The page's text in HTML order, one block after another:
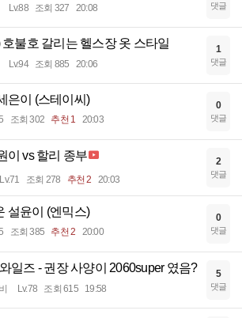
Lv.88 조회 327 20:08 댓글
호불호 갈리는 헬스장 옷 스타일
Lv.94 조회 885 20:06
1
댓글
은이 (스테이씨)
조회 302 추천 1 20:03
0
댓글
이 vs 할리 종부
Lv.71 조회 278 추천 2 20:03
2
댓글
설윤이 (엔믹스)
조회 385 추천 2 20:00
0
댓글
일즈 - 권장 사양이 2060super 였음?
Lv.78 조회 615 19:58
5
댓글